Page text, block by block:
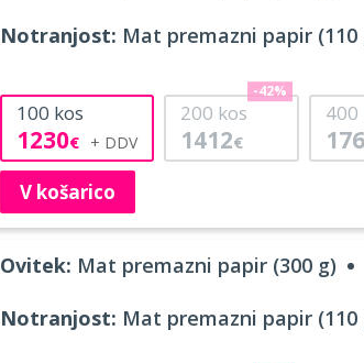
Notranjost: Mat premazni papir (110
100 kos
1230€
200 kos
1412€
-42%
400
V košarico
Ovitek: Mat premazni papir (300 g)
Notranjost: Mat premazni papir (110